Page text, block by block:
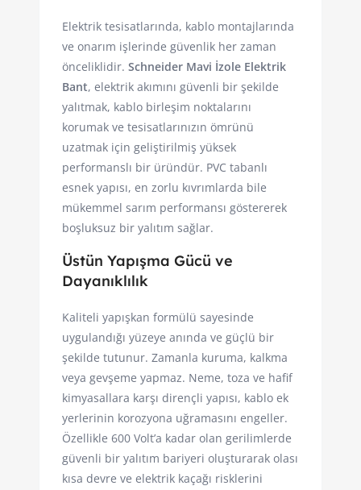
Elektrik tesisatlarında, kablo montajlarında
ve onarım işlerinde güvenlik her zaman
önceliklidir. Schneider Mavi İzole Elektrik
Bant, elektrik akımını güvenli bir şekilde
yalıtmak, kablo birleşim noktalarını
korumak ve tesisatlarınızın ömrünü
uzatmak için geliştirilmiş yüksek
performanslı bir üründür. PVC tabanlı
esnek yapısı, en zorlu kıvrımlarda bile
mükemmel sarım performansı göstererek
boşluksuz bir yalıtım sağlar.
Üstün Yapışma Gücü ve
Dayanıklılık
Kaliteli yapışkan formülü sayesinde
uygulandığı yüzeye anında ve güçlü bir
şekilde tutunur. Zamanla kuruma, kalkma
veya gevşeme yapmaz. Neme, toza ve hafif
kimyasallara karşı dirençli yapısı, kablo ek
yerlerinin korozyona uğramasını engeller.
Özellikle 600 Volt’a kadar olan gerilimlerde
güvenli bir yalıtım bariyeri oluşturarak olası
kısa devre ve elektrik kaçağı risklerini